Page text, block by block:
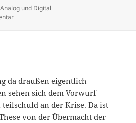
Kategorien
Analog und Digital
zu Elfer gepfiffen – und nichts gemerkt
da draußen eigentlich
sehen sich dem Vorwurf
teilschuld an der Krise. Da ist
von der Übermacht der